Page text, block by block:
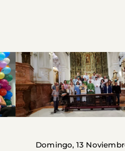
Domingo, 13